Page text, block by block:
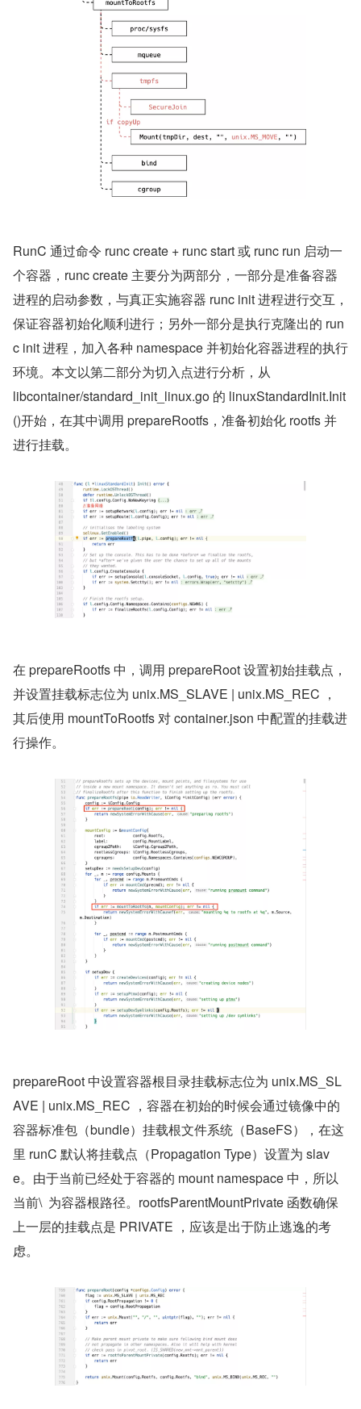
RunC 通过命令 runc create + runc start 或 runc run 启动一
个容器，runc create 主要分为两部分，一部分是准备容器
进程的启动参数，与真正实施容器 runc init 进程进行交互，
保证容器初始化顺利进行；另外一部分是执行克隆出的 run
c init 进程，加入各种 namespace 并初始化容器进程的执行
环境。本文以第二部分为切入点进行分析，从
libcontainer/standard_init_linux.go 的 linuxStandardInit.Init
()开始，在其中调用 prepareRootfs，准备初始化 rootfs 并
进行挂载。
在 prepareRootfs 中，调用 prepareRoot 设置初始挂载点，
并设置挂载标志位为 unix.MS_SLAVE | unix.MS_REC ，
其后使用 mountToRootfs 对 container.json 中配置的挂载进
行操作。
prepareRoot 中设置容器根目录挂载标志位为 unix.MS_SL
AVE | unix.MS_REC ，容器在初始的时候会通过镜像中的
容器标准包（bundle）挂载根文件系统（BaseFS），在这
里 runC 默认将挂载点（Propagation Type）设置为 slav
e。由于当前已经处于容器的 mount namespace 中，所以
当前\  为容器根路径。rootfsParentMountPrivate 函数确保
上一层的挂载点是 PRIVATE ，应该是出于防止逃逸的考
虑。